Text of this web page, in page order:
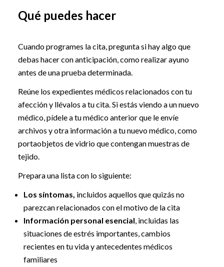
Qué puedes hacer
Cuando programes la cita, pregunta si hay algo que
debas hacer con anticipación, como realizar ayuno
antes de una prueba determinada.
Reúne los expedientes médicos relacionados con tu
afección y llévalos a tu cita. Si estás viendo a un nuevo
médico, pídele a tu médico anterior que le envíe
archivos y otra información a tu nuevo médico, como
portaobjetos de vidrio que contengan muestras de
tejido.
Prepara una lista con lo siguiente:
Los síntomas, incluidos aquellos que quizás no
parezcan relacionados con el motivo de la cita
Información personal esencial, incluidas las
situaciones de estrés importantes, cambios
recientes en tu vida y antecedentes médicos
familiares